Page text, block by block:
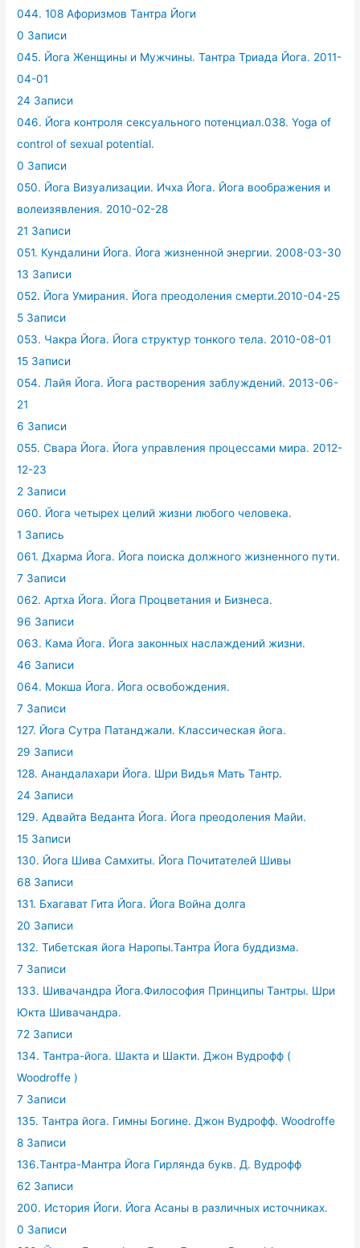
044. 108 Афоризмов Тантра Йоги
0 Записи
045. Йога Женщины и Мужчины. Тантра Триада Йога. 2011-
04-01
24 Записи
046. Йога контроля сексуального потенциал.038. Yoga of
control of sexual potential.
0 Записи
050. Йога Визуализации. Ичха Йога. Йога воображения и
волеизявления. 2010-02-28
21 Записи
051. Кундалини Йога. Йога жизненной энергии. 2008-03-30
13 Записи
052. Йога Умирания. Йога преодоления смерти.2010-04-25
5 Записи
053. Чакра Йога. Йога структур тонкого тела. 2010-08-01
15 Записи
054. Лайя Йога. Йога растворения заблуждений. 2013-06-
21
6 Записи
055. Свара Йога. Йога управления процессами мира. 2012-
12-23
2 Записи
060. Йога четырех целий жизни любого человека.
1 Запись
061. Дхарма Йога. Йога поиска должного жизненного пути.
7 Записи
062. Артха Йога. Йога Процветания и Бизнеса.
96 Записи
063. Кама Йога. Йога законных наслаждений жизни.
46 Записи
064. Мокша Йога. Йога освобождения.
7 Записи
127. Йога Сутра Патанджали. Классическая йога.
29 Записи
128. Анандалахари Йога. Шри Видья Мать Тантр.
24 Записи
129. Адвайта Веданта Йога. Йога преодоления Майи.
15 Записи
130. Йога Шива Самхиты. Йога Почитателей Шивы
68 Записи
131. Бхагават Гита Йога. Йога Война долга
20 Записи
132. Тибетская йога Наропы.Тантра Йога буддизма.
7 Записи
133. Шивачандра Йога.Философия Принципы Тантры. Шри
Юкта Шивачандра.
72 Записи
134. Тантра-йога. Шакта и Шакти. Джон Вудрофф (
Woodroffe )
7 Записи
135. Тантра йога. Гимны Богине. Джон Вудрофф. Woodroffe
8 Записи
136.Тантра-Мантра Йога Гирлянда букв. Д. Вудрофф
62 Записи
200. История Йоги. Йога Асаны в различных источниках.
0 Записи